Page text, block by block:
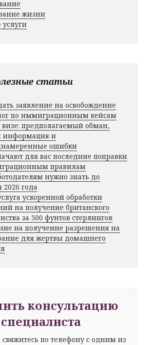
жизни
услуги
статьи
заявление на освобождение
по иммиграционным кейсам
визе: предполагаемый обман,
информация и
ошибки
для вас последние поправки
правилам
нужно знать до
2026 года
ускоренной обработки
на получение британского
за 500 фунтов стерлингов
на получение разрешения на
для жертвы домашнего
консультацию
специалиста
по телефону с одним из